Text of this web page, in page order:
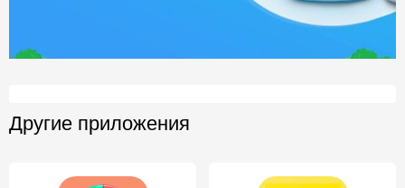
Другие приложения